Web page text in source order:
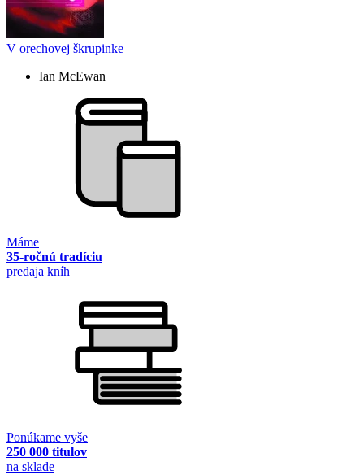
V orechovej škrupinke
Ian McEwan
Máme
35-ročnú tradíciu
predaja kníh
Ponúkame vyše
250 000 titulov
na sklade